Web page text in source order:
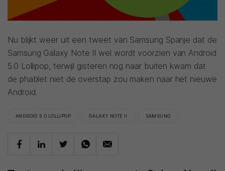
Nu blijkt weer uit een tweet van Samsung Spanje dat de
Samsung Galaxy Note II wel wordt voorzien van Android
5.0 Lollipop, terwijl gisteren nog naar buiten kwam dat
de phablet niet de overstap zou maken naar het nieuwe
Android.
ANDROID 5.0 LOLLIPOP GALAXY NOTE II SAMSUNG